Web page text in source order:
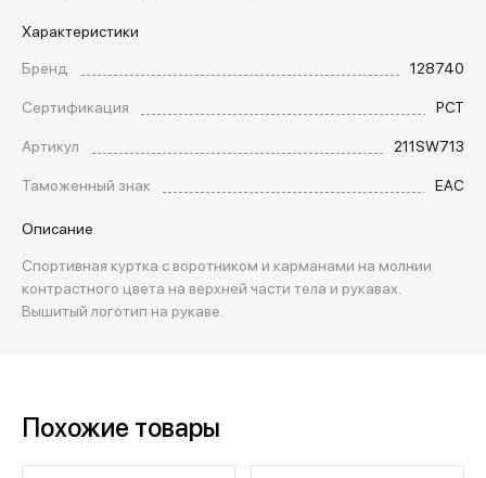
Вход в личный кабинет
+7 (495) 139-66-00
Характеристики
Бренд
128740
Сертификация
РСТ
Артикул
211SW713
Таможенный знак
EAC
Описание
Спортивная куртка с воротником и карманами на молнии
контрастного цвета на верхней части тела и рукавах.
Вышитый логотип на рукаве.
Похожие товары